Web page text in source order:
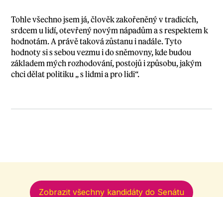
Tohle všechno jsem já, člověk zakořeněný v tradicích,
srdcem u lidí, otevřený novým nápadům a s respektem k
hodnotám. A právě taková zůstanu i nadále. Tyto
hodnoty si s sebou vezmu i do sněmovny, kde budou
základem mých rozhodování, postojů i způsobu, jakým
chci dělat politiku „ s lidmi a pro lidi“.
Zobrazit všechny kandidáty do Senátu